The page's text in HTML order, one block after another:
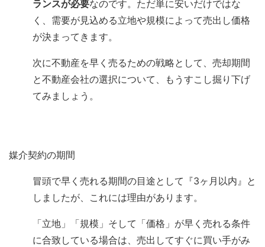
ランスが必要なのです。ただ単に安いだけではな
く、需要が見込める立地や規模によって売出し価格
が決まってきます。
次に不動産を早く売るための戦略として、売却期間
と不動産会社の選択について、もうすこし掘り下げ
てみましょう。
媒介契約の期間
冒頭で早く売れる期間の目途として『3ヶ月以内』と
しましたが、これには理由があります。
「立地」「規模」そして「価格」が早く売れる条件
に合致している場合は、売出してすぐに買い手がみ